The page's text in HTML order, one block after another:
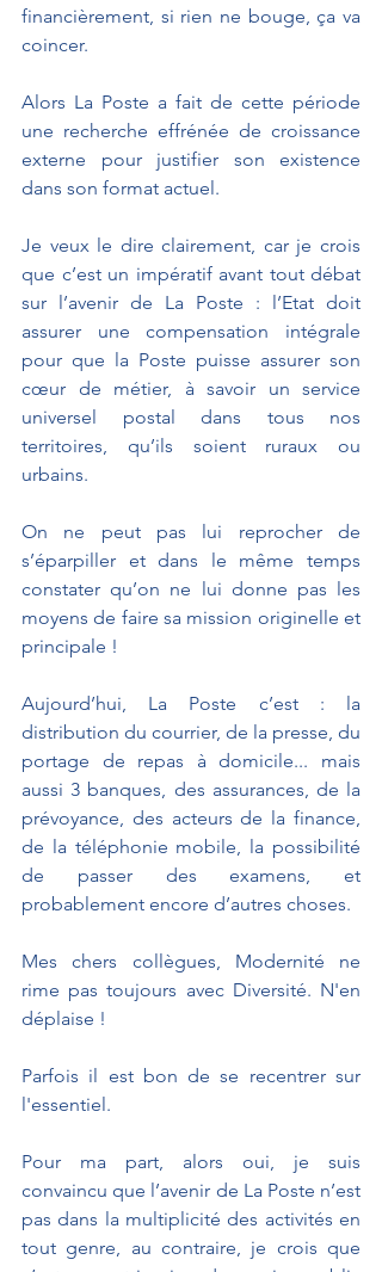
financièrement, si rien ne bouge, ça va
coincer.
Alors La Poste a fait de cette période
une recherche effrénée de croissance
externe pour justifier son existence
dans son format actuel.
Je veux le dire clairement, car je crois
que c’est un impératif avant tout débat
sur l’avenir de La Poste : l’Etat doit
assurer une compensation intégrale
pour que la Poste puisse assurer son
cœur de métier, à savoir un service
universel postal dans tous nos
territoires, qu’ils soient ruraux ou
urbains.
On ne peut pas lui reprocher de
s’éparpiller et dans le même temps
constater qu’on ne lui donne pas les
moyens de faire sa mission originelle et
principale !
Aujourd’hui, La Poste c’est : la
distribution du courrier, de la presse, du
portage de repas à domicile... mais
aussi 3 banques, des assurances, de la
prévoyance, des acteurs de la finance,
de la téléphonie mobile, la possibilité
de passer des examens, et
probablement encore d’autres choses.
Mes chers collègues, Modernité ne
rime pas toujours avec Diversité. N'en
déplaise !
Parfois il est bon de se recentrer sur
l'essentiel.
Pour ma part, alors oui, je suis
convaincu que l’avenir de La Poste n’est
pas dans la multiplicité des activités en
tout genre, au contraire, je crois que